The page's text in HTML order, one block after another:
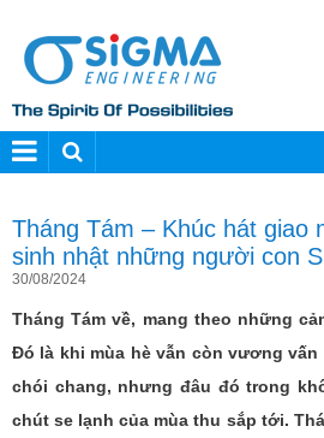
Tháng Tám – Khúc hát giao
sinh nhật những người con
30/08/2024
Tháng Tám về, mang theo những
Đó là khi mùa hè vẫn còn vương
chói chang, nhưng đâu đó trong
chút se lạnh của mùa thu sắp tới.